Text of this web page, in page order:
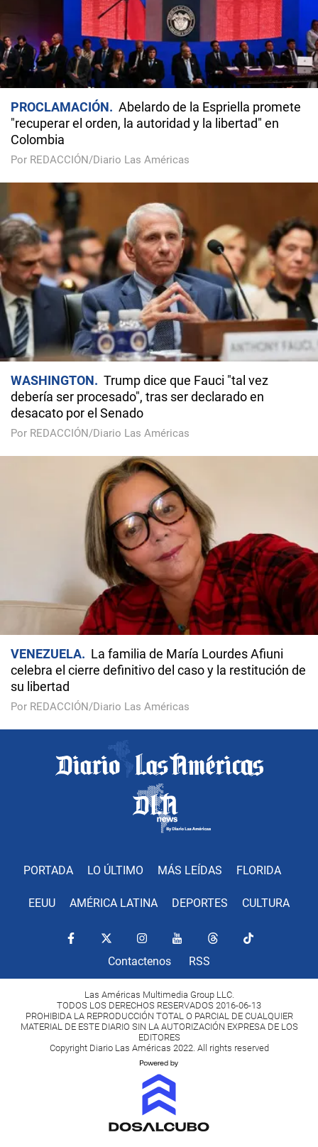
PROCLAMACIÓN
Abelardo de la Espriella promete
"recuperar el orden, la autoridad y la libertad" en
Colombia
Por REDACCIÓN/Diario Las Américas
WASHINGTON
Trump dice que Fauci "tal vez
debería ser procesado", tras ser declarado en
desacato por el Senado
Por REDACCIÓN/Diario Las Américas
VENEZUELA
La familia de María Lourdes Afiuni
celebra el cierre definitivo del caso y la restitución de
su libertad
Por REDACCIÓN/Diario Las Américas
PORTADA LO ÚLTIMO MÁS LEÍDAS FLORIDA
EEUU AMÉRICA LATINA DEPORTES CULTURA
Contactenos RSS
Las Américas Multimedia Group LLC.
TODOS LOS DERECHOS RESERVADOS 2016-06-13
PROHIBIDA LA REPRODUCCIÓN TOTAL O PARCIAL DE CUALQUIER
MATERIAL DE ESTE DIARIO SIN LA AUTORIZACIÓN EXPRESA DE LOS
EDITORES
Copyright Diario Las Américas 2022. All rights reserved